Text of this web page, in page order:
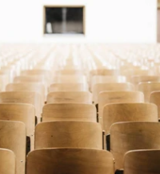
no Médio
de Ormuz, os preços
durante o
e Teerão.
o retomar do conflito,
marcadas por uma
que deverá ser